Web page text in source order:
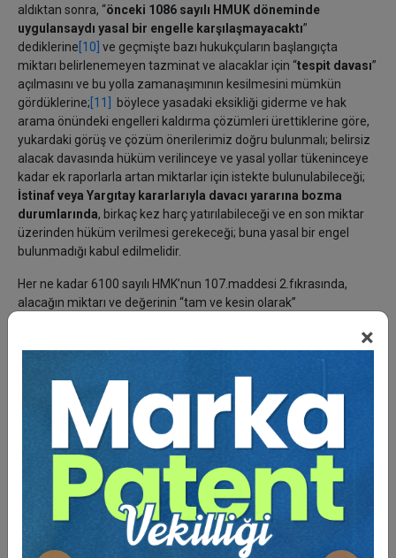
×
aldıktan sonra, “önceki 1086 sayılı HMUK döneminde
uygulansaydı yasal bir engelle karşılaşmayacaktı”
dediklerine [10] ve geçmişte bazı hukukçuların başlangıçta
miktarı belirlenemeyen tazminat ve alacaklar için “tespit davası”
açılmasını ve bu yolla zamanaşımının kesilmesini mümkün
gördüklerine; [11]
böylece yasadaki eksikliği giderme ve hak
arama önündeki engelleri kaldırma çözümleri ürettiklerine göre,
yukardaki görüş ve çözüm önerilerimiz doğru bulunmalı; belirsiz
alacak davasında hüküm verilinceye ve yasal yollar tükeninceye
kadar ek raporlarla artan miktarlar için istekte bulunulabileceği;
İstinaf veya Yargıtay kararlarıyla davacı yararına bozma
durumlarında, birkaç kez harç yatırılabileceği ve en son miktar
üzerinden hüküm verilmesi gerekeceği; buna yasal bir engel
bulunmadığı kabul edilmelidir.
Her ne kadar 6100 sayılı HMK’nun 107.maddesi 2.fıkrasında,
alacağın miktarı ve değerinin “tam ve kesin olarak”
davacının bilirkişi raporuna itiraz etmesi ve buna rağmen
mahkemenin itirazı kabul etmeyip davayı sonuçlandırması
durumunda, davacı alacağını “tam ve kesin olarak” belirlemiş
değildir; bu nedenle kanun yollarına başvurmaktadır. Eğer Bölge
Adliye Mahkemesi veya Yargıtay, yerel mahkeme kararını davacı
yararına bozarsa, ancak bozmadan sonraki yargılama
aşamasında, tazminat ve alacağın miktarı “tam ve kesin olarak
belirlenmiş olacaktır. Böylece haklı çıkan davacının dava değerini
artırması, ıslah olmayıp, aslında bir harç tamamlama işlemi
olduğundan, buna yasal bir engel bulunmadığı düşüncesindeyiz.